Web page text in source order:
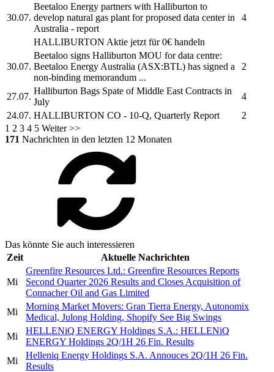
30.07.
Beetaloo Energy partners with Halliburton to
develop natural gas plant for proposed data center in
Australia - report
4
HALLIBURTON Aktie jetzt für 0€ handeln
30.07.
Beetaloo signs Halliburton MOU for data centre:
Beetaloo Energy Australia (ASX:BTL) has signed a
non-binding memorandum ...
2
27.07.
Halliburton Bags Spate of Middle East Contracts in
July
4
24.07. HALLIBURTON CO - 10-Q, Quarterly Report
2
1 2 3 4 5 Weiter >>
171 Nachrichten in den letzten 12 Monaten
Das könnte Sie auch interessieren
Zeit
Aktuelle Nachrichten
Mi
Greenfire Resources Ltd.: Greenfire Resources Reports
Second Quarter 2026 Results and Closes Acquisition of
Connacher Oil and Gas Limited
Mi
Morning Market Movers: Gran Tierra Energy, Autonomix
Medical, Julong Holding, Shopify See Big Swings
Mi
HELLENiQ ENERGY Holdings S.A.: HELLENiQ
ENERGY Holdings 2Q/1H 26 Fin. Results
Mi
Helleniq Energy Holdings S.A. Annouces 2Q/1H 26 Fin.
Results